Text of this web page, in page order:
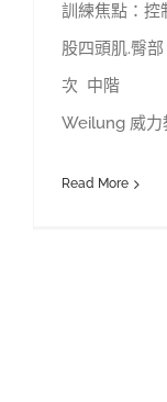
訓練焦點：控
股四頭肌.
次 中階
Weilung 威力
Read More